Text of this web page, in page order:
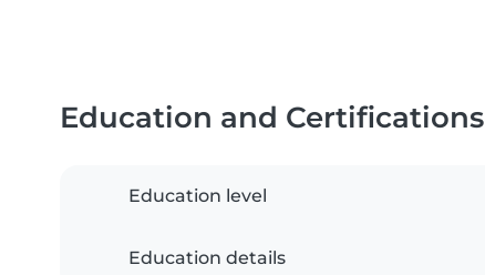
Education and Certifications
Education level
Education details